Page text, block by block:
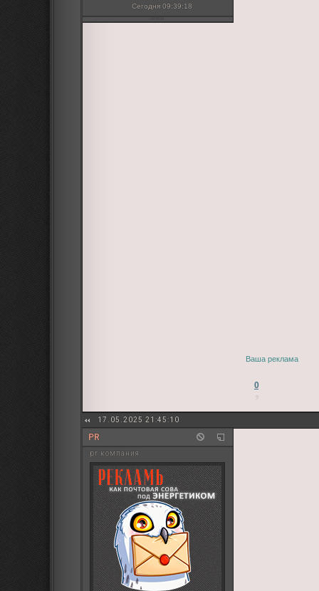
Сегодня 09:39:18
Ваша реклама
0
17.05.2025 21:45:10
PR
pr компания